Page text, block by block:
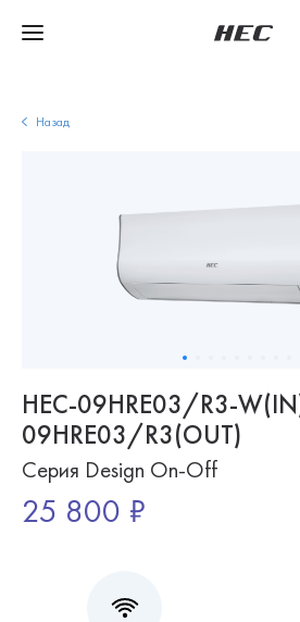
Назад
HEC-09HRE03/R3-
09HRE03/R3(OUT)
Серия Design On-Off
25 800 ₽